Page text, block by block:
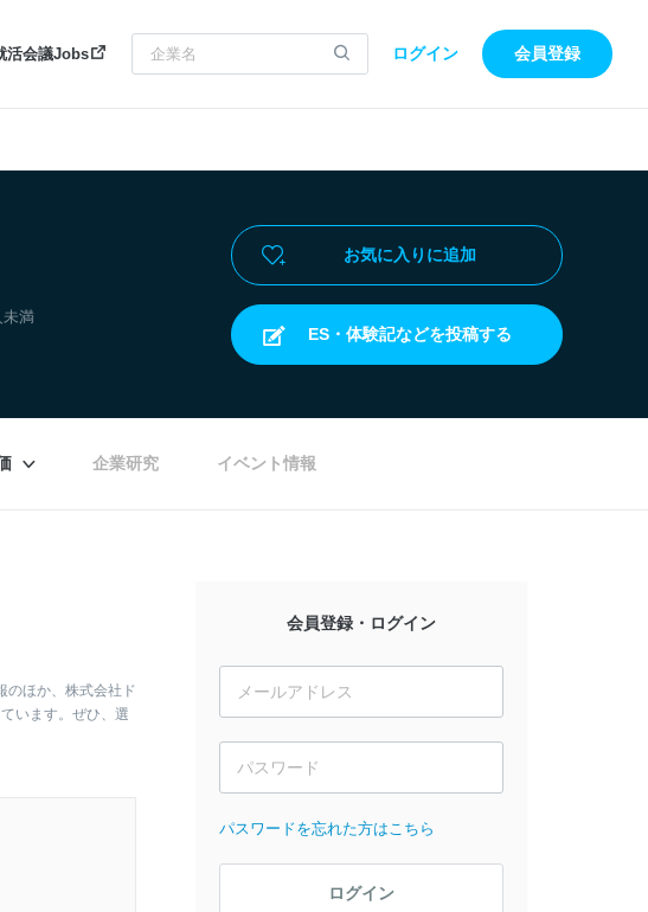
活会議Jobs ログイン 会員登録
満
お気に入りに追加
ES・体験記などを投稿する
企業研究 イベント情報
のほか、株式会社ド
います。ぜひ、選
会員登録・ログイン
パスワードを忘れた方はこちら
ログイン